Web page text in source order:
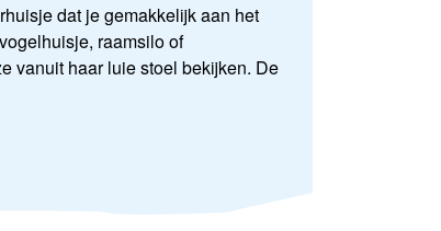
dat je gemakkelijk aan het
raamsilo of
vanuit haar luie stoel bekijken. De